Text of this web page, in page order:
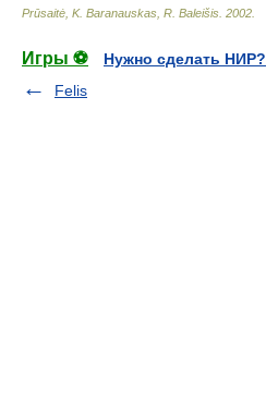
Prūsaitė, K. Baranauskas, R. Baleišis 2002
Игры ⚽
Нужно сделать НИР?
Felis